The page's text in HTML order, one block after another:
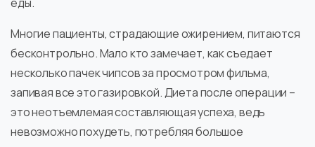
еды.
Многие пациенты, страдающие ожирением, питаются
бесконтрольно. Мало кто замечает, как съедает
несколько пачек чипсов за просмотром фильма,
запивая все это газировкой. Диета после операции –
это неотъемлемая составляющая успеха, ведь
невозможно похудеть, потребляя большое